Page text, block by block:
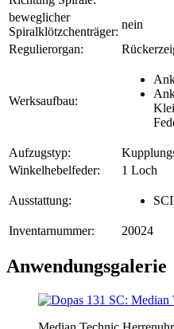
beweglicher
Spiralklötzchenträger:
nein
Regulierorgan:
Werksaufbau:
Aufzugstyp:
Winkelhebelfeder:
1 Loch
Ausstattung:
Inventarnummer: 20024
Anwendungsgalerie